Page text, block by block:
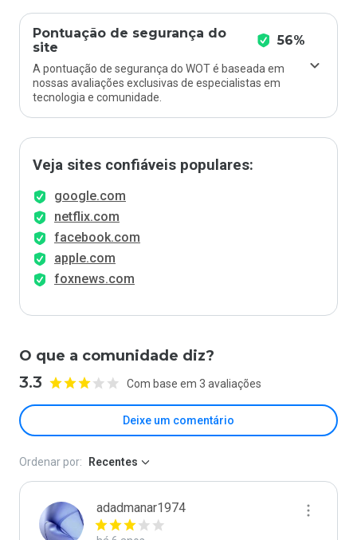
Pontuação de segurança do
site
56%
A pontuação de segurança do WOT é baseada em
nossas avaliações exclusivas de especialistas em
tecnologia e comunidade.
Veja sites confiáveis populares:
google.com
netflix.com
facebook.com
apple.com
foxnews.com
O que a comunidade diz?
3.3 Com base em 3 avaliações
Deixe um comentário
Ordenar por: Recentes
adadmanar1974